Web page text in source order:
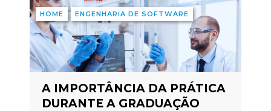
HOME ENGENHARIA DE SOFTWARE
A IMPORTÂNCIA DA PRÁTICA
DURANTE A GRADUAÇÃO